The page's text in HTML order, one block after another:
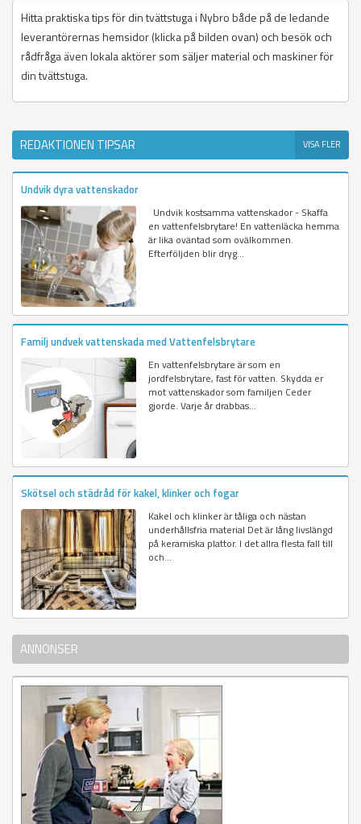
Hitta praktiska tips för din tvättstuga i Nybro både på de ledande
leverantörernas hemsidor (klicka på bilden ovan) och besök och
rådfråga även lokala aktörer som säljer material och maskiner för
din tvättstuga.
REDAKTIONEN TIPSAR VISA FLER
Undvik dyra vattenskador
Undvik kostsamma vattenskador - Skaffa
en vattenfelsbrytare! En vattenläcka hemma
är lika oväntad som ovälkommen.
Efterföljden blir dryg...
Familj undvek vattenskada med Vattenfelsbrytare
En vattenfelsbrytare är som en
jordfelsbrytare, fast för vatten. Skydda er
mot vattenskador som familjen Ceder
gjorde. Varje år drabbas...
Skötsel och städråd för kakel, klinker och fogar
Kakel och klinker är tåliga och nästan
underhållsfria material Det är lång livslängd
på keramiska plattor. I det allra flesta fall till
och...
ANNONSER